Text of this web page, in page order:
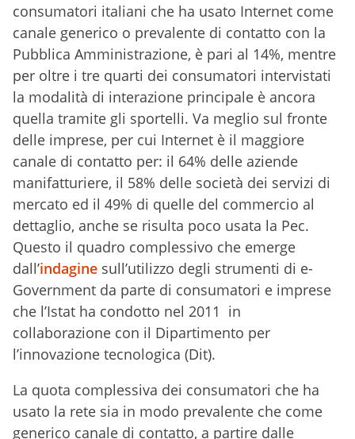
consumatori italiani che ha usato Internet come
canale generico o prevalente di contatto con la
Pubblica Amministrazione, è pari al 14%, mentre
per oltre i tre quarti dei consumatori intervistati
la modalità di interazione principale è ancora
quella tramite gli sportelli. Va meglio sul fronte
delle imprese, per cui Internet è il maggiore
canale di contatto per: il 64% delle aziende
manifatturiere, il 58% delle società dei servizi di
mercato ed il 49% di quelle del commercio al
dettaglio, anche se risulta poco usata la Pec.
Questo il quadro complessivo che emerge
dall’indagine sull’utilizzo degli strumenti di e-
Government da parte di consumatori e imprese
che l’Istat ha condotto nel 2011 in
collaborazione con il Dipartimento per
l’innovazione tecnologica (Dit).
La quota complessiva dei consumatori che ha
usato la rete sia in modo prevalente che come
generico canale di contatto, a partire dalle